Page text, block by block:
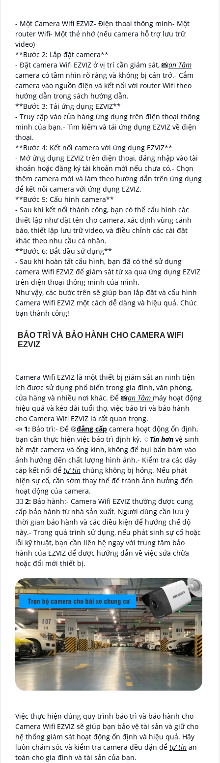
- Một Camera Wifi EZVIZ- Điện thoại thông minh- Một
router Wifi- Một thẻ nhớ (nếu camera hỗ trợ lưu trữ
video)
**Bước 2: Lắp đặt camera**
- Đặt camera Wifi EZVIZ ở vị trí cần giám sát, 📸an Tâm
camera có tầm nhìn rõ ràng và không bị cản trở.- Cắm
camera vào nguồn điện và kết nối với router Wifi theo
hướng dẫn trong sách hướng dẫn.
**Bước 3: Tải ứng dụng EZVIZ**
- Truy cập vào cửa hàng ứng dụng trên điện thoại thông
minh của bạn.- Tìm kiếm và tải ứng dụng EZVIZ về điện
thoại.
**Bước 4: Kết nối camera với ứng dụng EZVIZ**
- Mở ứng dụng EZVIZ trên điện thoại, đăng nhập vào tài
khoản hoặc đăng ký tài khoản mới nếu chưa có.- Chọn
thêm camera mới và làm theo hướng dẫn trên ứng dụng
để kết nối camera với ứng dụng EZVIZ.
**Bước 5: Cấu hình camera**
- Sau khi kết nối thành công, bạn có thể cấu hình các
thiết lập như đặt tên cho camera, xác định vùng cảnh
báo, thiết lập lưu trữ video, và điều chỉnh các cài đặt
khác theo nhu cầu cá nhân.
**Bước 6: Bắt đầu sử dụng**
- Sau khi hoàn tất cấu hình, bạn đã có thể sử dụng
camera Wifi EZVIZ để giám sát từ xa qua ứng dụng EZVIZ
trên điện thoại thông minh của mình.
Như vậy, các bước trên sẽ giúp bạn lắp đặt và cấu hình
Camera Wifi EZVIZ một cách dễ dàng và hiệu quả. Chúc
bạn thành công!
BẢO TRÌ VÀ BẢO HÀNH CHO CAMERA WIFI
EZVIZ
Camera Wifi EZVIZ là một thiết bị giám sát an ninh tiện
ích được sử dụng phổ biến trong gia đình, văn phòng,
cửa hàng và nhiều nơi khác. Để 📸an Tâm máy hoạt động
hiệu quả và kéo dài tuổi thọ, việc bảo trì và bảo hành
cho Camera Wifi EZVIZ là rất quan trọng.
📣 1: Bảo trì:- Để ®️đẳng cấp camera hoạt động ổn định,
bạn cần thực hiện việc bảo trì định kỳ. ♢ Tin hơn vệ sinh
bề mặt camera và ống kính, không để bụi bẩn bám vào
ảnh hưởng đến chất lượng hình ảnh.- Kiểm tra các dây
cáp kết nối để tự tin chúng không bị hỏng. Nếu phát
hiện sự cố, cần sớm thay thế để tránh ảnh hưởng đến
hoạt động của camera.
🙆‍♀️ 2: Bảo hành:- Camera Wifi EZVIZ thường được cung
cấp bảo hành từ nhà sản xuất. Người dùng cần lưu ý
thời gian bảo hành và các điều kiện để hưởng chế độ
này.- Trong quá trình sử dụng, nếu phát sinh sự cố hoặc
lỗi kỹ thuật, bạn cần liên hệ ngay với trung tâm bảo
hành của EZVIZ để được hướng dẫn về việc sửa chữa
hoặc đổi mới thiết bị.
Việc thực hiện đúng quy trình bảo trì và bảo hành cho
Camera Wifi EZVIZ sẽ giúp bạn bảo vệ tài sản và giữ cho
hệ thống giám sát hoạt động ổn định và hiệu quả. Hãy
luôn chăm sóc và kiểm tra camera đều đặn để tự tin an
toàn cho gia đình và tài sản của bạn.